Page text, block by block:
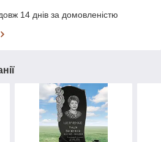
14 днів за домовленістю